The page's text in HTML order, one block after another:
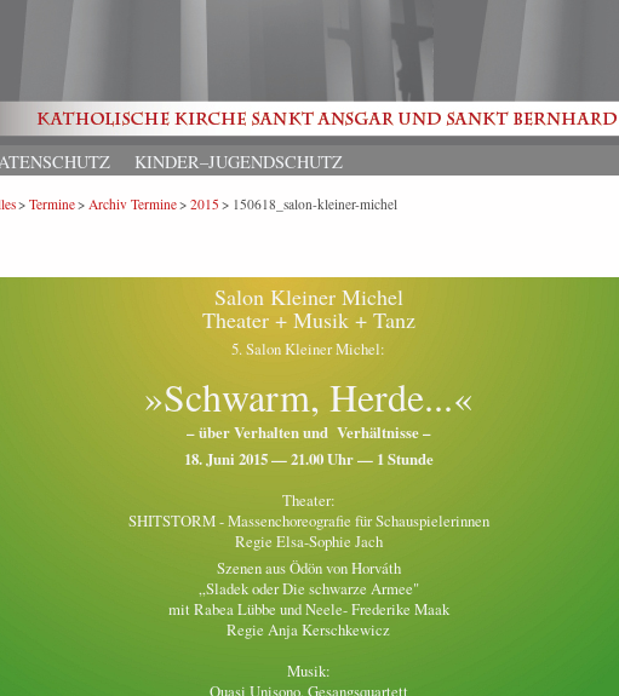
KINDER–JUGENDSCHUTZ
Termine Archiv Termine 2015 150618_salon-kleiner-michel
Salon Kleiner Michel
Theater + Musik + Tanz
5. Salon Kleiner Michel:
»Schwarm, Herde...«
– über Verhalten und Verhältnisse –
18. Juni 2015 — 21.00 Uhr — 1 Stunde
Theater:
SHITSTORM - Massenchoreografie für Schauspielerinnen
Regie Elsa-Sophie Jach
Szenen aus Ödön von Horváth
„Sladek oder Die schwarze Armee"
mit Rabea Lübbe und Neele- Frederike Maak
Regie Anja Kerschkewicz
Musik:
Quasi Unisono, Gesangsquartett